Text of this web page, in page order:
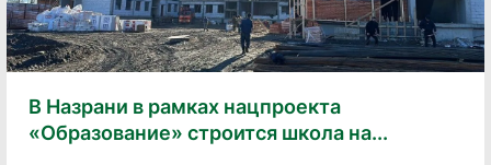
В Назрани в рамках нацпроекта
«Образование» строится школа на...